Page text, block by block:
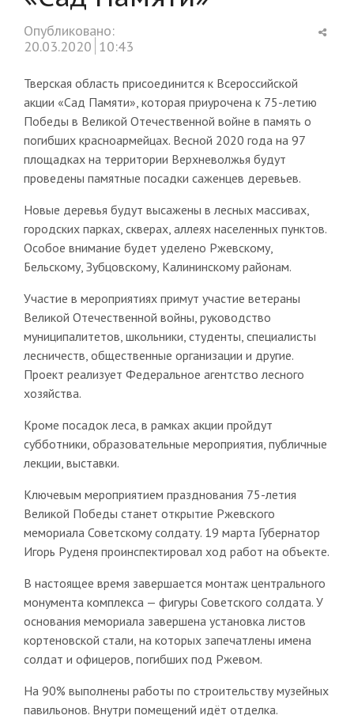
Опубликовано:
20.03.2020 10:43
Тверская область присоединится к Всероссийской
акции «Сад Памяти», которая приурочена к 75-летию
Победы в Великой Отечественной войне в память о
погибших красноармейцах. Весной 2020 года на 97
площадках на территории Верхневолжья будут
проведены памятные посадки саженцев деревьев.
Новые деревья будут высажены в лесных массивах,
городских парках, скверах, аллеях населенных пунктов.
Особое внимание будет уделено Ржевскому,
Бельскому, Зубцовскому, Калининскому районам.
Участие в мероприятиях примут участие ветераны
Великой Отечественной войны, руководство
муниципалитетов, школьники, студенты, специалисты
лесничеств, общественные организации и другие.
Проект реализует Федеральное агентство лесного
хозяйства.
Кроме посадок леса, в рамках акции пройдут
субботники, образовательные мероприятия, публичные
лекции, выставки.
Ключевым мероприятием празднования 75-летия
Великой Победы станет открытие Ржевского
мемориала Советскому солдату. 19 марта Губернатор
Игорь Руденя проинспектировал ход работ на объекте.
В настоящее время завершается монтаж центрального
монумента комплекса — фигуры Советского солдата. У
основания мемориала завершена установка листов
кортеновской стали, на которых запечатлены имена
солдат и офицеров, погибших под Ржевом.
На 90% выполнены работы по строительству музейных
павильонов. Внутри помещений идёт отделка.